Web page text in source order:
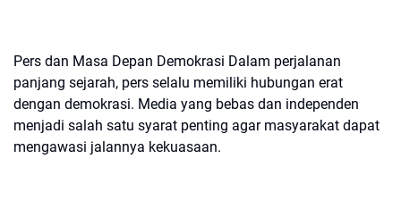
Pers dan Masa Depan Demokrasi Dalam perjalanan
panjang sejarah, pers selalu memiliki hubungan erat
dengan demokrasi. Media yang bebas dan independen
menjadi salah satu syarat penting agar masyarakat dapat
mengawasi jalannya kekuasaan.